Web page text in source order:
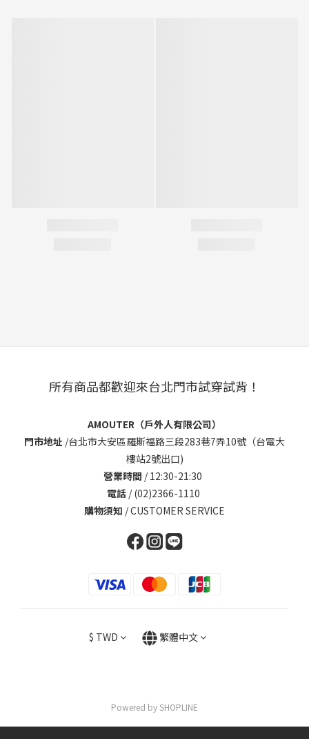
所有商品都歡迎來台北門市試穿試背！
AMOUTER（戶外人有限公司）
門市地址 /台北市大安區羅斯福路三段283巷7弄10號（台電大
樓站2號出口)
營業時間 / 12:30-21:30
電話 / (02)2366-1110
購物須知 /CUSTOMER SERVICE
$ TWD 繁體中文
Powered by SHOPLINE